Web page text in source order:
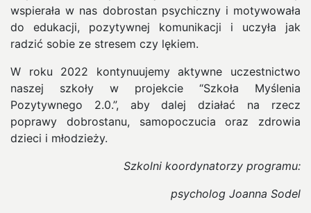
wspierała w nas dobrostan psychiczny i motywowała
do edukacji, pozytywnej komunikacji i uczyła jak
radzić sobie ze stresem czy lękiem.
W roku 2022 kontynuujemy aktywne uczestnictwo
naszej szkoły w projekcie “Szkoła Myślenia
Pozytywnego 2.0.”, aby dalej działać na rzecz
poprawy dobrostanu, samopoczucia oraz zdrowia
dzieci i młodzieży.
Szkolni koordynatorzy programu:
psycholog Joanna Sodel